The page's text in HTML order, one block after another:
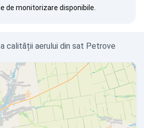
de monitorizare disponibile.
calității aerului din sat Petrove